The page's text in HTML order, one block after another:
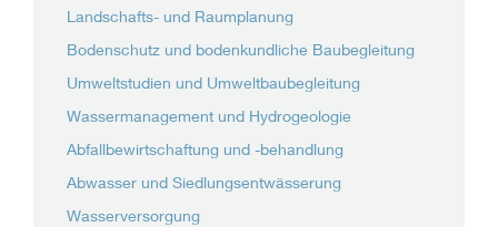
Landschafts- und Raumplanung
Bodenschutz und bodenkundliche Baubegleitung
Umweltstudien und Umweltbaubegleitung
Wassermanagement und Hydrogeologie
Abfallbewirtschaftung und -behandlung
Abwasser und Siedlungsentwässerung
Wasserversorgung